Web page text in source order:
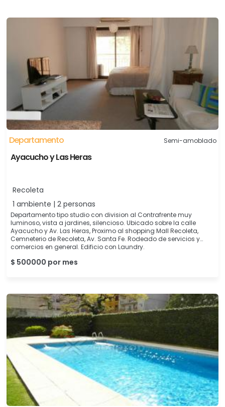
Departamento Semi-amoblado
Ayacucho y Las Heras
Recoleta
1 ambiente | 2 personas
Departamento tipo studio con division al Contrafrente muy
luminoso, vista a jardines, silencioso. Ubicado sobre la calle
Ayacucho y Av. Las Heras, Proximo al shopping Mall Recoleta,
Cemneterio de Recoleta, Av. Santa Fe. Rodeado de servicios y
comercios en general. Edificio con Laundry.
$ 500000 por mes